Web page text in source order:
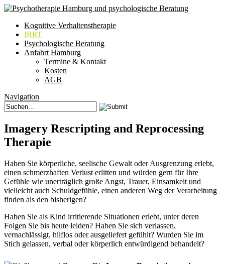
Kognitive Verhaltenstherapie
IRRT
Psychologische Beratung
Anfahrt Hamburg
Termine & Kontakt
Kosten
AGB
Navigation
Imagery Rescripting and Reprocessing
Therapie
Haben Sie körperliche, seelische Gewalt oder Ausgrenzung erlebt,
einen schmerzhaften Verlust erlitten und würden gern für Ihre
Gefühle wie unerträglich große Angst, Trauer, Einsamkeit und
vielleicht auch Schuldgefühle, einen anderen Weg der Verarbeitung
finden als den bisherigen?
Haben Sie als Kind irritierende Situationen erlebt, unter deren
Folgen Sie bis heute leiden? Haben Sie sich verlassen,
vernachlässigt, hilflos oder ausgeliefert gefühlt? Wurden Sie im
Stich gelassen, verbal oder körperlich entwürdigend behandelt?